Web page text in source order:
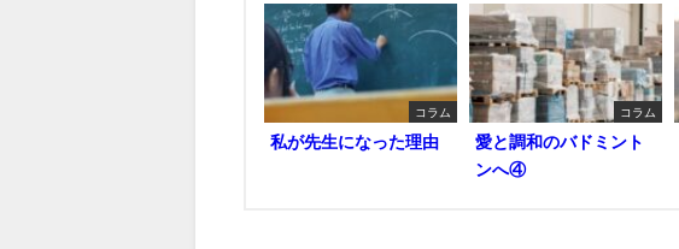
コラム
私が先生になった理由
コラム
愛と調和のバドミント
ンへ④